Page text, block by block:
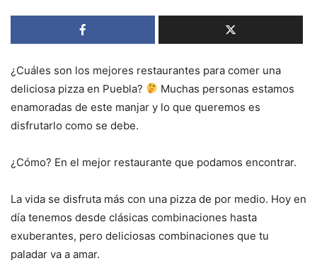
¿Cuáles son los mejores restaurantes para comer una
deliciosa pizza en Puebla?
Muchas personas estamos
enamoradas de este manjar y lo que queremos es
disfrutarlo como se debe.
¿Cómo? En el mejor restaurante que podamos encontrar.
La vida se disfruta más con una pizza de por medio. Hoy en
día tenemos desde clásicas combinaciones hasta
exuberantes, pero deliciosas combinaciones que tu
paladar va a amar.